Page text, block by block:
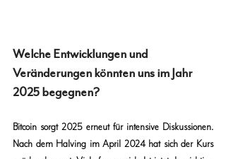
Welche Entwicklungen und
Veränderungen könnten uns im Jahr
2025 begegnen?
Bitcoin sorgt 2025 erneut für intensive Diskussionen.
Nach dem Halving im April 2024 hat sich der Kurs